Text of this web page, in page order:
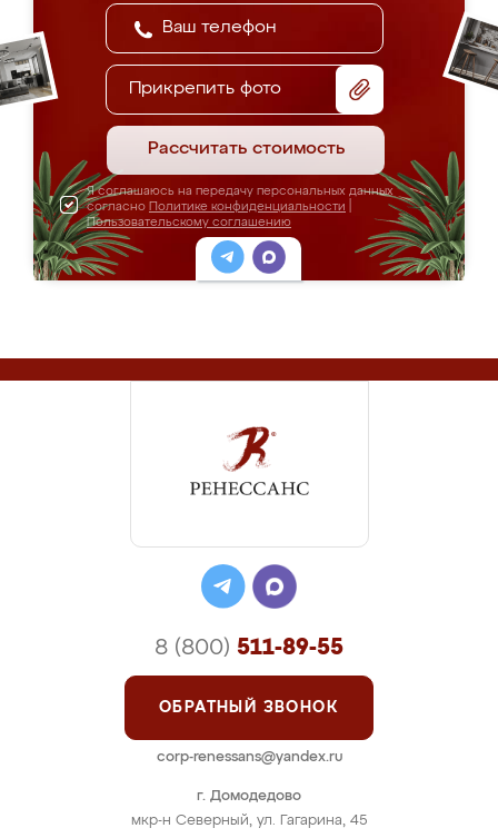
Прикрепить фото
Рассчитать стоимость
Я соглашаюсь на передачу персональных данных
согласно Политике конфиденциальности
Пользовательскому соглашению
г. Домодедово
мкр-н Северный, ул. Гагарина, 45
8 (800) 511-89-55
ОБРАТНЫЙ ЗВОНОК
corp-renessans@yandex.ru